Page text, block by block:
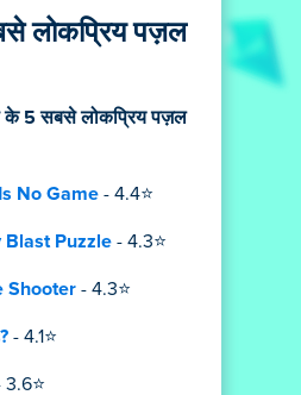
लोकप्रिय पज़ल
के 5 सबसे लोकप्रिय पज़ल
No Game - 4.4⭐
Blast Puzzle - 4.3⭐
Shooter - 4.3⭐
- 4.1⭐
3.6⭐